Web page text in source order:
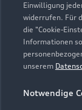
Einwilligung
widerrufen. Für
die "Cookie-
Informationen
unserem
Notwendige
Modelle
Alle Modelle
Kaufen &
Service &